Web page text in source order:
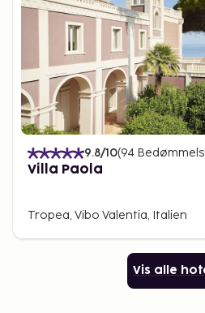
9.8/10(94
Villa Paola
Tropea, Vibo Valentia, Italien
Vis alle